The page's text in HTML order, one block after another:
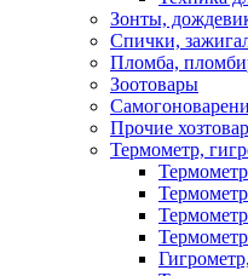
Зонты,
Спички,
Пломба,
Зоотовары
Прочие
Термометр,